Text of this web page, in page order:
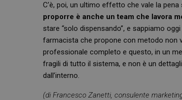
C’è, poi, un ultimo effetto che vale la
proporre è anche un team che lavora
stare “solo dispensando”, e sappiamo
farmacista che propone con metodo non
professionale completo e questo, in un
fragili di tutto il sistema, e non è un
dall’interno.
(di Francesco Zanetti, consulente